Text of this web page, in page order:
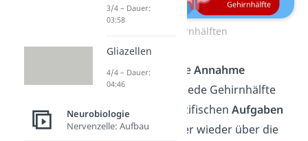
Gehirnhälften
Dabei hält sich dieAnnahme
hartnäckig, dass jede Gehirnhälfte
ihre eigenen spezifischen Aufgaben
hat. Es wird immer wieder über die
3/4 – Dauer:
03:58
Gliazellen
4/4 – Dauer:
04:46
Neurobiologie
Nervenzelle: Aufbau